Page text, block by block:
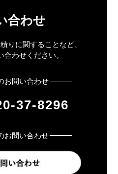
合わせ
りに関することなど、
合わせください。
お問い合わせ
37-8296
お問い合わせ